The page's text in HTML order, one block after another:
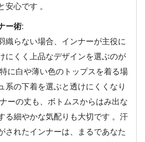
安心です 。
ー術:
織らない場合、インナーが主役に
にくく上品なデザインを選ぶのが
に白や薄い色のトップスを着る場
系の下着を選ぶと透けにくくなり
ーの丈も、ボトムスからはみ出な
る細やかな気配りも大切です 。汗
されたインナーは、まるであなた